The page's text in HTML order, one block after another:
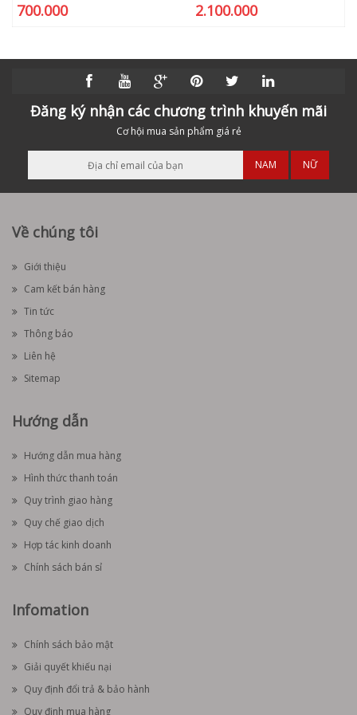
700.000 2.100.000
Đăng ký nhận các chương trình khuyến mãi
Cơ hội mua sản phẩm giá rẻ
NAM NỮ
Về chúng tôi
Giới thiệu
Cam kết bán hàng
Tin tức
Thông báo
Liên hệ
Sitemap
Hướng dẫn
Hướng dẫn mua hàng
Hình thức thanh toán
Quy trình giao hàng
Quy chế giao dịch
Hợp tác kinh doanh
Chính sách bán sỉ
Infomation
Chính sách bảo mật
Giải quyết khiếu nại
Quy định đổi trả & bảo hành
Quy định mua hàng